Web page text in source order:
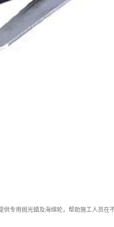
专用抛光蜡及海绵轮，帮助施工人员在